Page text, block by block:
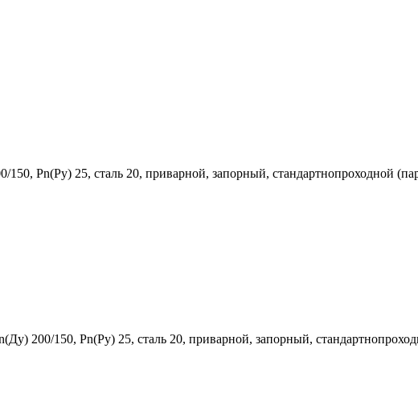
Рn(Ру) 25, сталь 20, приварной, запорный, стандартнопроходной
200/150, Рn(Ру) 25, сталь 20, приварной, запорный,